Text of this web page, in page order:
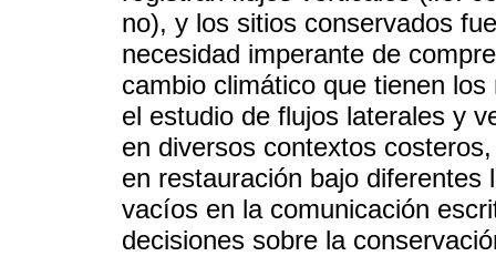
no), y los sitios conservados
necesidad imperante de
cambio climático que tienen
el estudio de flujos laterales y
en diversos contextos
en restauración bajo diferentes
vacíos en la comunicación
decisiones sobre la